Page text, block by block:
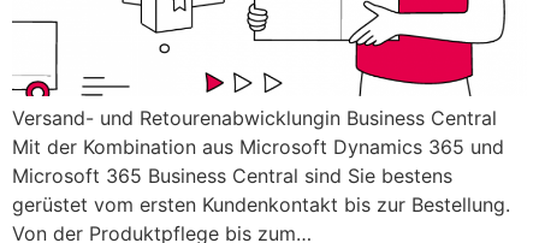
Versand- und Retourenabwicklungin Business Central
Mit der Kombination aus Microsoft Dynamics 365 und
Microsoft 365 Business Central sind Sie bestens
gerüstet vom ersten Kundenkontakt bis zur Bestellung.
Von der Produktpflege bis zum…